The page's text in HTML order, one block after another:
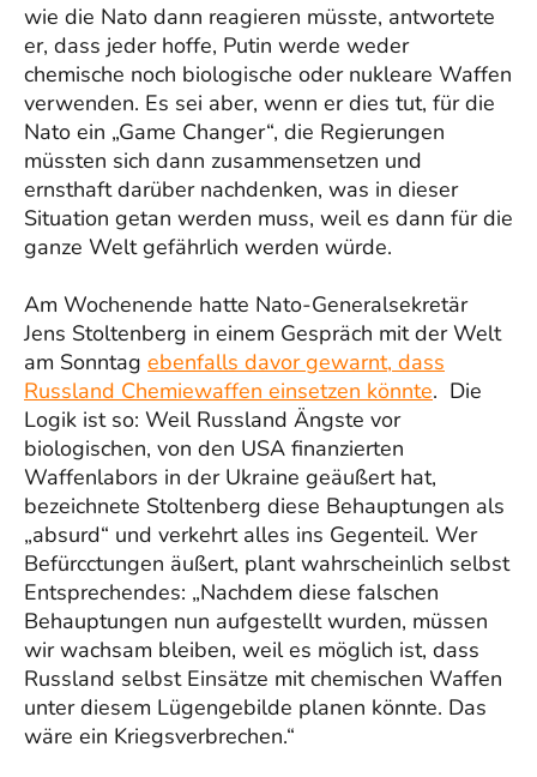
wie die Nato dann reagieren müsste, antwortete
er, dass jeder hoffe, Putin werde weder
chemische noch biologische oder nukleare Waffen
verwenden. Es sei aber, wenn er dies tut, für die
Nato ein „Game Changer“, die Regierungen
müssten sich dann zusammensetzen und
ernsthaft darüber nachdenken, was in dieser
Situation getan werden muss, weil es dann für die
ganze Welt gefährlich werden würde.
Am Wochenende hatte Nato-Generalsekretär
Jens Stoltenberg in einem Gespräch mit der Welt
am Sonntag ebenfalls davor gewarnt, dass
Russland Chemiewaffen einsetzen könnte. Die
Logik ist so: Weil Russland Ängste vor
biologischen, von den USA finanzierten
Waffenlabors in der Ukraine geäußert hat,
bezeichnete Stoltenberg diese Behauptungen als
„absurd“ und verkehrt alles ins Gegenteil. Wer
Befürcctungen äußert, plant wahrscheinlich selbst
Entsprechendes: „Nachdem diese falschen
Behauptungen nun aufgestellt wurden, müssen
wir wachsam bleiben, weil es möglich ist, dass
Russland selbst Einsätze mit chemischen Waffen
unter diesem Lügengebilde planen könnte. Das
wäre ein Kriegsverbrechen.“